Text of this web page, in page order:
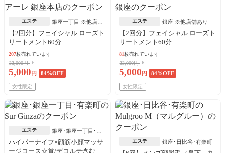
エステ
銀座一丁目 ※他店舗
あり
【2回分】フェイシャル ローズト
リートメント60分
207枚売れています
33,000円
5,000 円 84%OFF
女性限定
エステ 銀座 ※他店舗あり
【2回分】フェイシャル ローズト
リートメント60分
81枚売れています
33,000円
5,000 円 84%OFF
女性限定
エステ
銀座･銀座一丁目･有
楽町
ハイパーナイフ×顔筋小顔マッサ
ージコース☆首/デコルテ含む
エステ 銀座･日比谷･有楽町